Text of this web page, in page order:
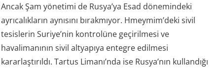
Ancak Şam yönetimi de Rusya’ya Esad dönemindeki
ayrıcalıkların aynısını bırakmıyor. Hmeymim’deki sivil
tesislerin Suriye’nin kontrolüne geçirilmesi ve
havalimanının sivil altyapıya entegre edilmesi
kararlaştırıldı. Tartus Limanı’nda ise Rusya’nın kullandığı